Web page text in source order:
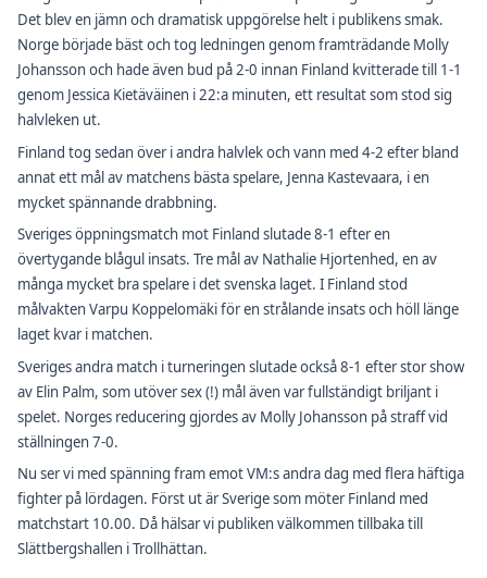
Det blev en jämn och dramatisk uppgörelse helt i publikens smak.
Norge började bäst och tog ledningen genom framträdande Molly
Johansson och hade även bud på 2-0 innan Finland kvitterade till 1-1
genom Jessica Kietäväinen i 22:a minuten, ett resultat som stod sig
halvleken ut.
Finland tog sedan över i andra halvlek och vann med 4-2 efter bland
annat ett mål av matchens bästa spelare, Jenna Kastevaara, i en
mycket spännande drabbning.
Sveriges öppningsmatch mot Finland slutade 8-1 efter en
övertygande blågul insats. Tre mål av Nathalie Hjortenhed, en av
många mycket bra spelare i det svenska laget. I Finland stod
målvakten Varpu Koppelomäki för en strålande insats och höll länge
laget kvar i matchen.
Sveriges andra match i turneringen slutade också 8-1 efter stor show
av Elin Palm, som utöver sex (!) mål även var fullständigt briljant i
spelet. Norges reducering gjordes av Molly Johansson på straff vid
ställningen 7-0.
Nu ser vi med spänning fram emot VM:s andra dag med flera häftiga
fighter på lördagen. Först ut är Sverige som möter Finland med
matchstart 10.00. Då hälsar vi publiken välkommen tillbaka till
Slättbergshallen i Trollhättan.